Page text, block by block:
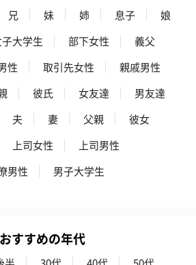
兄 妹 姉 息子
娘
大学生 部下女性
義父
性 取引先女性
親戚男性
彼氏 女友達
男友達
夫 妻 父親
彼女
上司女性
上司男性
男性 男子大学生
すすめの年代